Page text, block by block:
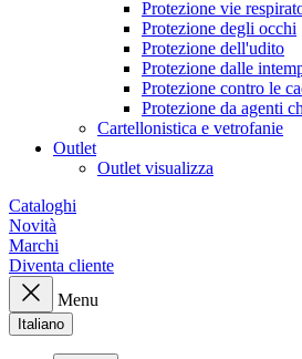
Protezione vie
Protezione degli occhi
Protezione dell'udito
Protezione dalle
Protezione contro le
Protezione da agenti
Cartellonistica e vetrofanie
Outlet
Outlet visualizza
Cataloghi
Novità
Marchi
Diventa cliente
Menu
Italiano